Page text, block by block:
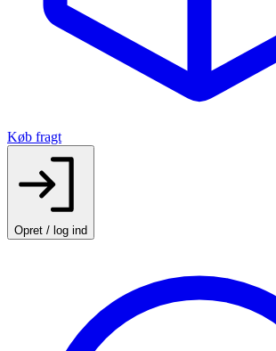
Køb fragt
Opret / log ind